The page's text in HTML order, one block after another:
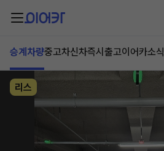
승계차량중고차신차즉시출고이어카소식
리스